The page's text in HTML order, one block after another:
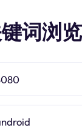
词浏